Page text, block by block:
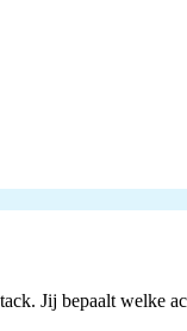
Jij bepaalt welke